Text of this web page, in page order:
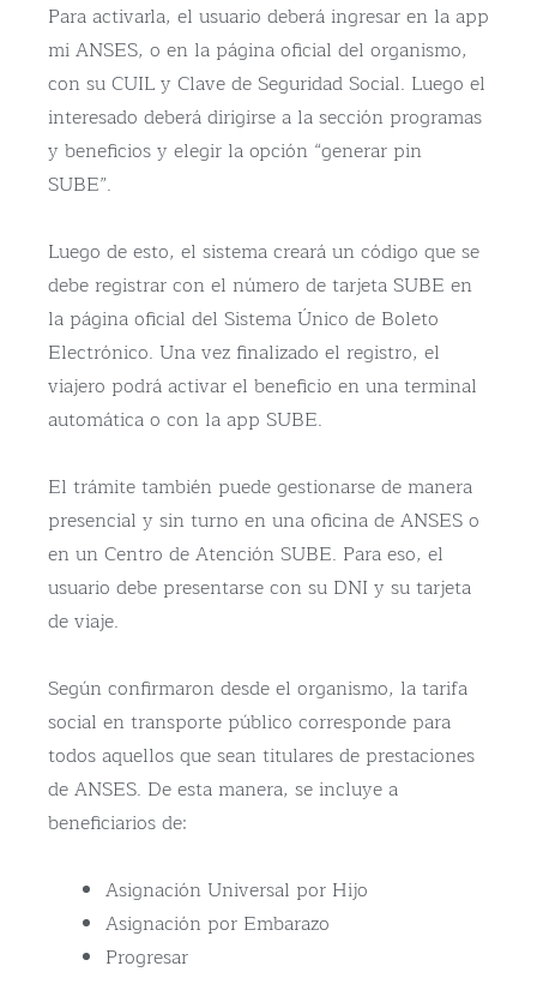
Para activarla, el usuario deberá ingresar en la app
mi ANSES, o en la página oficial del organismo,
con su CUIL y Clave de Seguridad Social. Luego el
interesado deberá dirigirse a la sección programas
y beneficios y elegir la opción “generar pin
SUBE”.
Luego de esto, el sistema creará un código que se
debe registrar con el número de tarjeta SUBE en
la página oficial del Sistema Único de Boleto
Electrónico. Una vez finalizado el registro, el
viajero podrá activar el beneficio en una terminal
automática o con la app SUBE.
El trámite también puede gestionarse de manera
presencial y sin turno en una oficina de ANSES o
en un Centro de Atención SUBE. Para eso, el
usuario debe presentarse con su DNI y su tarjeta
de viaje.
Según confirmaron desde el organismo, la tarifa
social en transporte público corresponde para
todos aquellos que sean titulares de prestaciones
de ANSES. De esta manera, se incluye a
beneficiarios de:
Asignación Universal por Hijo
Asignación por Embarazo
Progresar